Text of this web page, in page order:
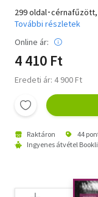
299 oldal･
További részletek
Online ár:
4 410 Ft
Eredeti ár: 4 900 Ft
Raktáron 44
Ingyenes átvétel